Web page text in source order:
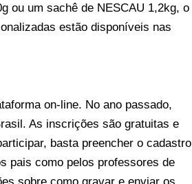
ou um sachê de NESCAU 1,2kg, o
estão disponíveis nas
on-line. No ano passado,
As inscrições são gratuitas e
basta preencher o cadastro
pais como pelos professores de